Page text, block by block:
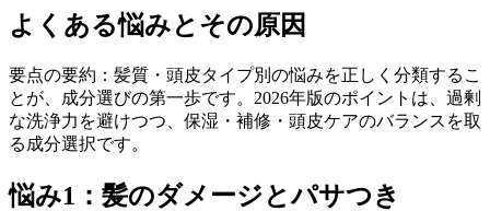
よくある悩みとその原因
要点の要約：髪質・頭皮タイプ別の悩みを正しく分類するこ
とが、成分選びの第一歩です。2026年版のポイントは、過剰
な洗浄力を避けつつ、保湿・補修・頭皮ケアのバランスを取
る成分選択です。
悩み1：髪のダメージとパサつき